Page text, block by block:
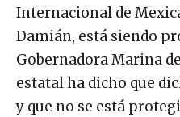
Internacional de
Damián, está siendo
Gobernadora Marina
estatal ha dicho que
y que no se está